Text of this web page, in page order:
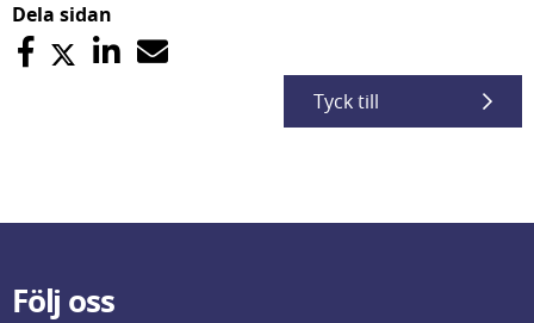
Dela sidan
Tyck till
Följ oss